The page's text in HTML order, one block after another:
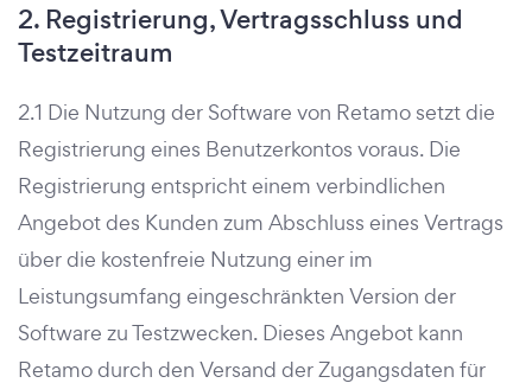
2. Registrierung, Vertragsschluss und
Testzeitraum
2.1 Die Nutzung der Software von Retamo setzt die
Registrierung eines Benutzerkontos voraus. Die
Registrierung entspricht einem verbindlichen
Angebot des Kunden zum Abschluss eines Vertrags
über die kostenfreie Nutzung einer im
Leistungsumfang eingeschränkten Version der
Software zu Testzwecken. Dieses Angebot kann
Retamo durch den Versand der Zugangsdaten für